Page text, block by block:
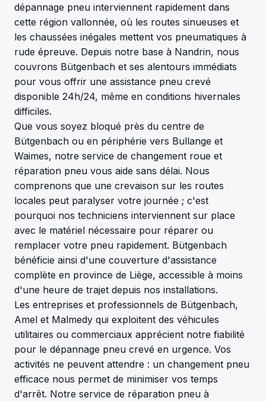
dépannage pneu interviennent rapidement dans
cette région vallonnée, où les routes sinueuses et
les chaussées inégales mettent vos pneumatiques à
rude épreuve. Depuis notre base à Nandrin, nous
couvrons Bütgenbach et ses alentours immédiats
pour vous offrir une assistance pneu crevé
disponible 24h/24, même en conditions hivernales
difficiles.
Que vous soyez bloqué près du centre de
Bütgenbach ou en périphérie vers Bullange et
Waimes, notre service de changement roue et
réparation pneu vous aide sans délai. Nous
comprenons que une crevaison sur les routes
locales peut paralyser votre journée ; c'est
pourquoi nos techniciens interviennent sur place
avec le matériel nécessaire pour réparer ou
remplacer votre pneu rapidement. Bütgenbach
bénéficie ainsi d'une couverture d'assistance
complète en province de Liège, accessible à moins
d'une heure de trajet depuis nos installations.
Les entreprises et professionnels de Bütgenbach,
Amel et Malmedy qui exploitent des véhicules
utilitaires ou commerciaux apprécient notre fiabilité
pour le dépannage pneu crevé en urgence. Vos
activités ne peuvent attendre : un changement pneu
efficace nous permet de minimiser vos temps
d'arrêt. Notre service de réparation pneu à